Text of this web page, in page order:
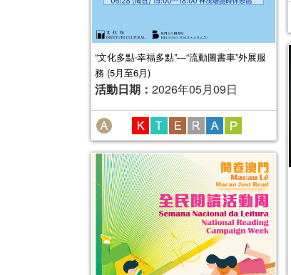
“文化多點‧幸福多點”—“流動圖書車”外展服
務 (5月至6月)
活動日期： 2026年05月09日